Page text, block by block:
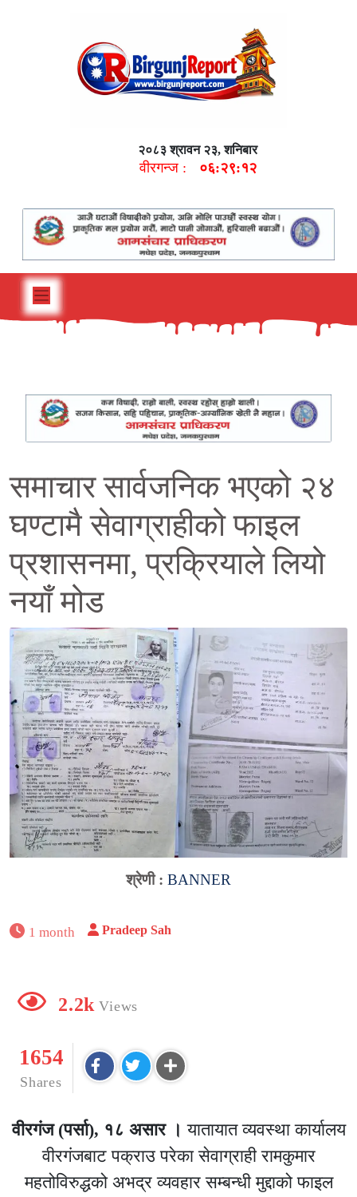
२०८३ श्रावन २३, शनिबार
वीरगन्ज : ०६:२९:१३
समाचार सार्वजनिक भएको २४
घण्टामै सेवाग्राहीको फाइल
प्रशासनमा, प्रक्रियाले लियो
नयाँ मोड
श्रेणी : BANNER
1 month Pradeep Sah
2.2k Views
1654
Shares
वीरगंज (पर्सा), १८ असार ।यातायात व्यवस्था कार्यालय
वीरगंजबाट पक्राउ परेका सेवाग्राही रामकुमार
महतोविरुद्धको अभद्र व्यवहार सम्बन्धी मुद्दाको फाइल